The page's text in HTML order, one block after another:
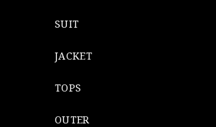
SUIT
JACKET
TOPS
OUTER